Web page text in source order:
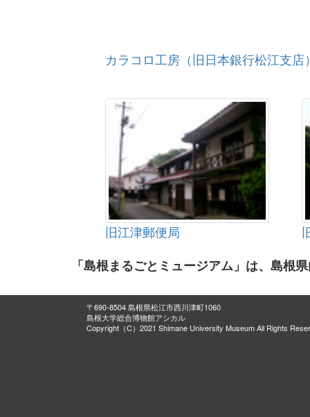
カラコロ工房（旧日本銀行松江支店
旧江津郵便局
「島根まるごとミュージアム」は、島根
〒690-8504 島根県松江市西川津町1060
島根大学総合博物館アシカル
Copyright（C）2021 Shimane University Museum All Rights